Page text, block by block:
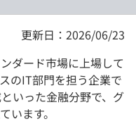
更新日：2026/06/23
ダード市場に上場して
のIT部門を担う企業で
いった金融分野で、グ
います。